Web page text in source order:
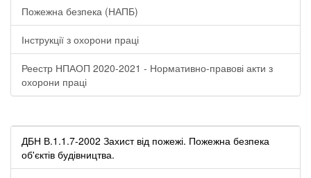
Пожежна безпека (НАПБ)
Інструкції з охорони праці
Реестр НПАОП 2020-2021 - Нормативно-правові акти з
охорони праці
ДБН В.1.1.7-2002 Захист від пожежі. Пожежна безпека
об'єктів будівництва.